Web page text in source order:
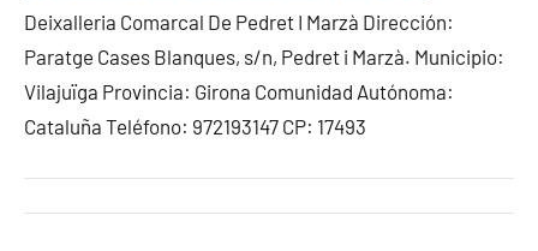
Deixalleria Comarcal De Pedret I Marzà Dirección:
Paratge Cases Blanques, s/n, Pedret i Marzà. Municipio:
Vilajuïga Provincia: Girona Comunidad Autónoma:
Cataluña Teléfono: 972193147 CP: 17493